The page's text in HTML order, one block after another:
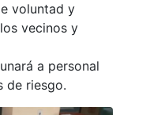
voluntad y
vecinos y
a personal
de riesgo.